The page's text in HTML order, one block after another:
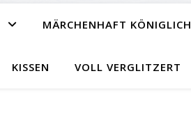
MÄRCHENHAFT KÖNIGLICH
KISSEN VOLL VERGLITZERT